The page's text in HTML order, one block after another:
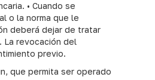
• Cuando se
o la norma que le
deberá dejar de tratar
La revocación del
previo.
que permita ser operado